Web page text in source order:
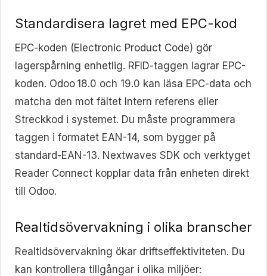
Standardisera lagret med EPC-kod
EPC-koden (Electronic Product Code) gör
lagerspårning enhetlig. RFID-taggen lagrar EPC-
koden. Odoo 18.0 och 19.0 kan läsa EPC-data och
matcha den mot fältet Intern referens eller
Streckkod i systemet. Du måste programmera
taggen i formatet EAN-14, som bygger på
standard-EAN-13. Nextwaves SDK och verktyget
Reader Connect kopplar data från enheten direkt
till Odoo.
Realtidsövervakning i olika branscher
Realtidsövervakning ökar driftseffektiviteten. Du
kan kontrollera tillgångar i olika miljöer: